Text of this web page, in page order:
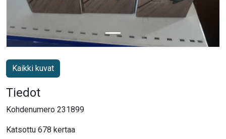
Kaikki kuvat
Tiedot
Kohdenumero 231899
Katsottu 678 kertaa